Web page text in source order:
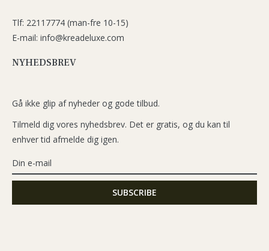
Tlf: 22117774 (man-fre 10-15)
E-mail: info@kreadeluxe.com
NYHEDSBREV
Gå ikke glip af nyheder og gode tilbud.
Tilmeld dig vores nyhedsbrev. Det er gratis, og du kan til
enhver tid afmelde dig igen.